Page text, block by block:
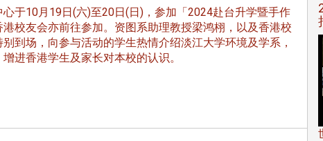
于10月19日(六)至20日(日)，参加「2024赴台升学暨手作
校友会亦前往参加。资图系助理教授梁鸿栩，以及香港校
到场，向参与活动的学生热情介绍淡江大学环境及学系，
进香港学生及家长对本校的认识。
市校友会拜会卢秀燕市
友交流智慧治理凝聚向
南加州校友会召开115年年中
理事会议 许宗由当选116年
会长 并获授权承办下届世界
校友双年会